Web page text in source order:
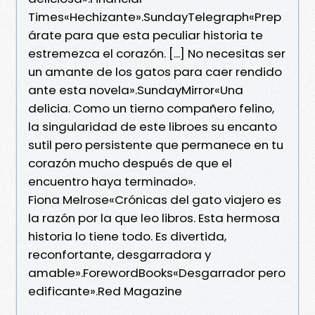
Times«Hechizante».SundayTelegraph«Prep
árate para que esta peculiar historia te
estremezca el corazón. [...] No necesitas ser
un amante de los gatos para caer rendido
ante esta novela».SundayMirror«Una
delicia. Como un tierno compañero felino,
la singularidad de este libroes su encanto
sutil pero persistente que permanece en tu
corazón mucho después de que el
encuentro haya terminado».
Fiona Melrose«Crónicas del gato viajero es
la razón por la que leo libros. Esta hermosa
historia lo tiene todo. Es divertida,
reconfortante, desgarradora y
amable».ForewordBooks«Desgarrador pero
edificante».Red Magazine